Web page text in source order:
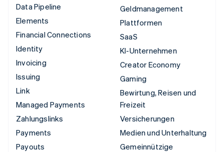
Data Pipeline
Elements
Financial Connections
Identity
Invoicing
Issuing
Link
Managed Payments
Zahlungslinks
Payments
Payouts
Geldmanagement
Plattformen
SaaS
KI-Unternehmen
Creator Economy
Gaming
Bewirtung, Reisen und
Freizeit
Versicherungen
Medien und Unterhaltung
Gemeinnützige